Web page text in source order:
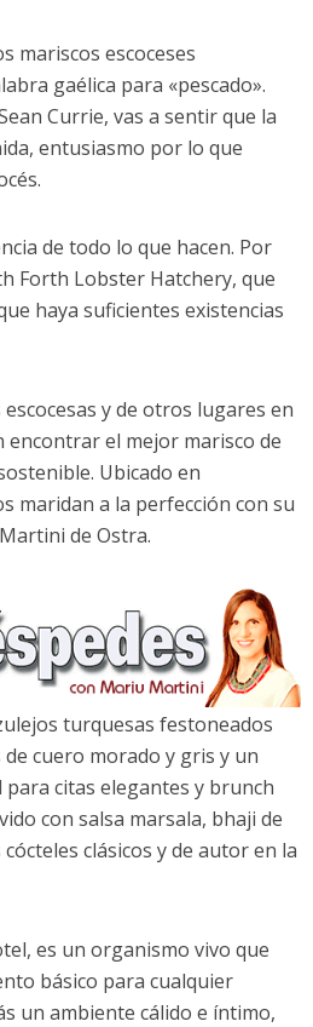
mariscos escoceses
gaélica para «pescado».
Currie, vas a sentir que la
entusiasmo por lo que
de todo lo que hacen. Por
Forth Lobster Hatchery, que
haya suficientes existencias
y de otros lugares en
encontrar el mejor marisco de
Ubicado en
maridan a la perfección con su
de Ostra.
turquesas festoneados
cuero morado y gris y un
citas elegantes y brunch
con salsa marsala, bhaji de
clásicos y de autor en la
es un organismo vivo que
básico para cualquier
un ambiente cálido e íntimo,